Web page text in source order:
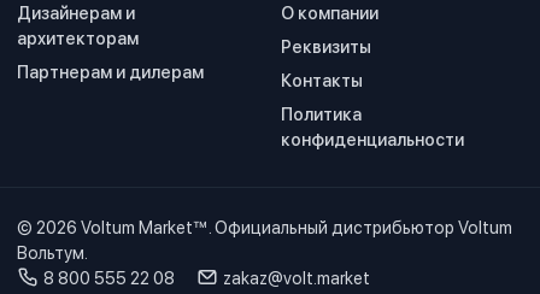
Дизайнерам и
архитекторам
Партнерам и дилерам
О компании
Реквизиты
Контакты
Политика
конфиденциальности
© 2026Voltum Market™ . Официальный дистрибьютор Voltum
Вольтум.
8 800 555 22 08
zakaz@volt.market